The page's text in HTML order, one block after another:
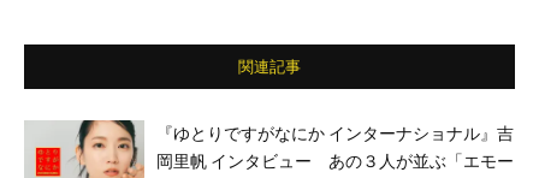
関連記事
『ゆとりですがなにか インターナショナル』吉
岡里帆 インタビュー あの３人が並ぶ「エモー